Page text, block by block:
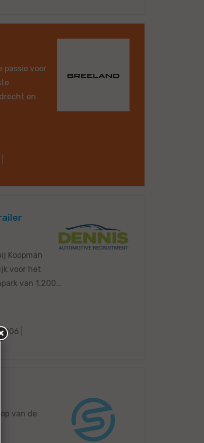
passie voor
en
Koopman
voor het
van 1.200...
van de